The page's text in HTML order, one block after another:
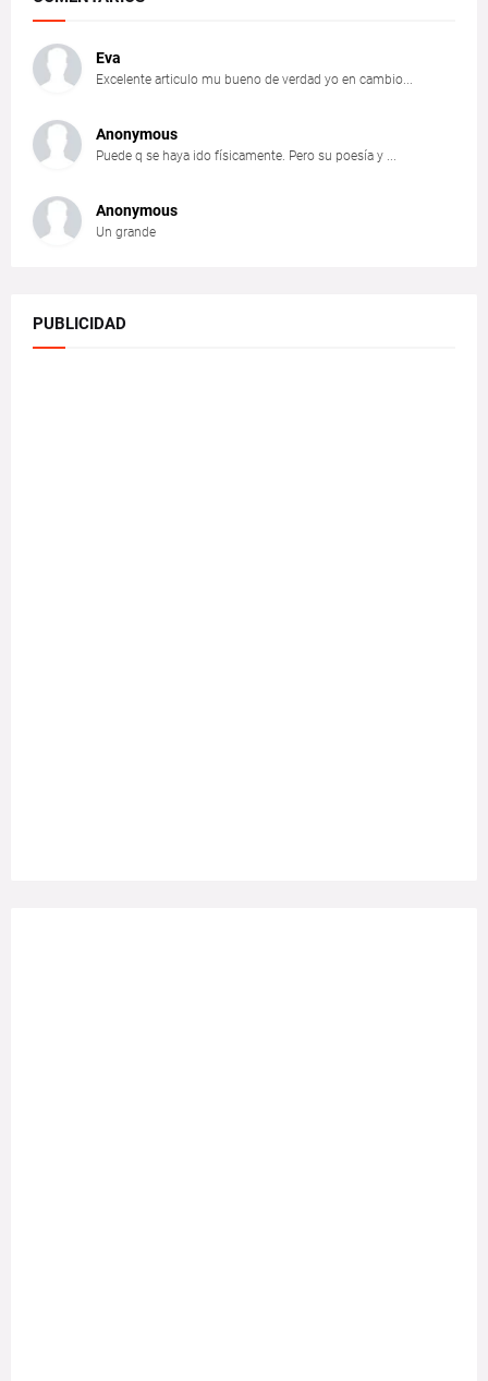
Eva
Excelente articulo mu bueno de verdad yo en cambio...
Anonymous
Puede q se haya ido físicamente. Pero su poesía y ...
Anonymous
Un grande
PUBLICIDAD